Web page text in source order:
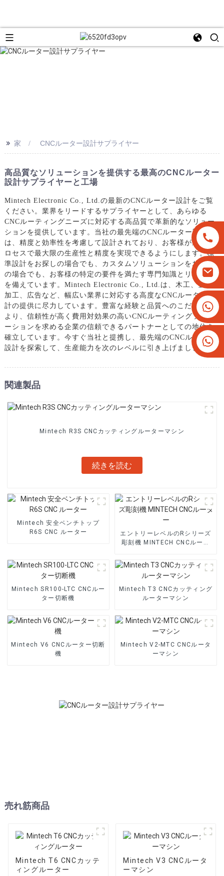
+8613825779334
+16266628193
>> 家 CNCルーター設計サプライヤー
高品質なソリューションを提供する最高のCNCルーター
設計サプライヤーと工場
Mintech Electronic Co., Ltd.の最新のCNCルーター設計をご覧
ください。業界をリードするサプライヤーとして、あらゆる
CNCルーティングニーズに対応する高品質で革新的なソリュー
ションを提供しています。当社の最先端のCNCルーター設計
は、精度と効率性を考慮して設計されており、お客様が製造プ
ロセスで最大限の生産性と精度を実現できるようにします。標
準設計をお探しの場合でも、カスタムソリューションをお探し
の場合でも、お客様の特定の要件を満たす専門知識とリソース
を備えています。Mintech Electronic Co., Ltd.は、木工、金属
加工、広告など、幅広い業界に対応する高度なCNCルーター設
計の提供に尽力しています。豊富な経験と品質へのこだわりに
より、信頼性が高く費用対効果の高いCNCルーティングソリュ
ーションを求める企業の信頼できるパートナーとしての地位を
確立しています。今すぐ当社と提携し、最先端のCNCルーター
設計を探索して、生産能力を次のレベルに引き上げましょう。
関連製品
Mintech R3S CNCカッティングルーターマシン
続きを読む
Mintech 安全ベンチトップ
R6S CNC ルーター
エントリーレベルのRシリーズ
彫刻機 MINTECH CNCルータ
Mintech SR100-LTC CNCルー
ター切断機
Mintech T3 CNCカッティング
ルーターマシン
Mintech V6 CNCルーター切断
機
Mintech V2-MTC CNCルータ
ーマシン
売れ筋商品
Mintech T6 CNCカッテ
ィングルーター
Mintech V3 CNCルータ
ーマシン